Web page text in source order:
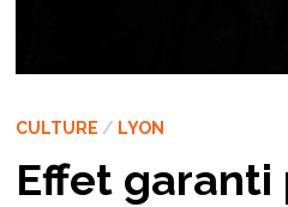
CULTURE / LYON
Effet garanti